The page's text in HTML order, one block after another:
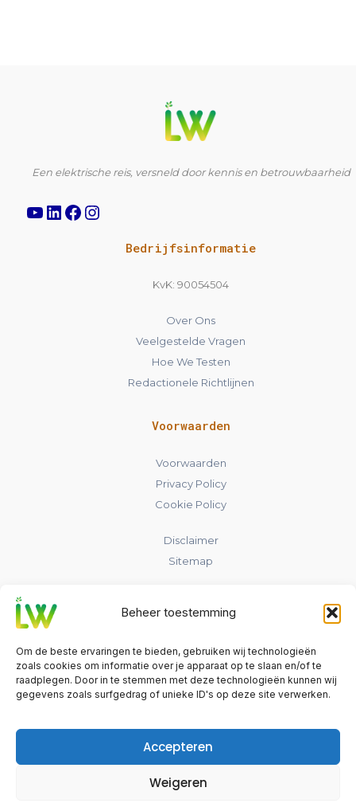
Beheer toestemming
Om de beste ervaringen te bieden, gebruiken wij technologieën
zoals cookies om informatie over je apparaat op te slaan en/of te
raadplegen. Door in te stemmen met deze technologieën kunnen wij
gegevens zoals surfgedrag of unieke ID's op deze site verwerken.
Accepteren
Weigeren
Een elektrische reis, versneld door kennis en betrouwbaarheid
Instagram
Bedrijfsinformatie
KvK: 90054504
Over Ons
Veelgestelde Vragen
Hoe We Testen
Redactionele Richtlijnen
Voorwaarden
Voorwaarden
Privacy Policy
Cookie Policy
Disclaimer
Sitemap
Nederland
info@laadpaalwijs.nl